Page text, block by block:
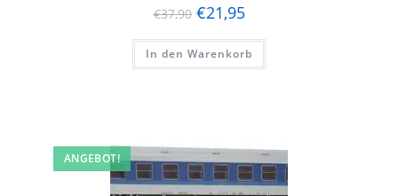
€37,90 €21,95
In den Warenkorb
ANGEBOT!